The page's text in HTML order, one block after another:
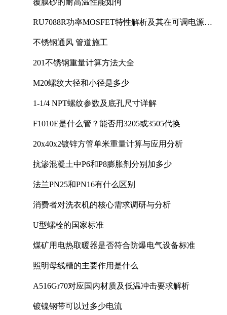
覆膜砂的耐高温性能如何
RU7088R功率MOSFET特性解析及其在可调电源设
不锈钢通风 管道施工
201不锈钢重量计算方法大全
M20螺纹大径和小径是多少
1-1/4 NPT螺纹参数及底孔尺寸详解
F1010E是什么管？能否用3205或3505代换
20x40x2镀锌方管单米重量计算与应用分析
抗渗混凝土中P6和P8膨胀剂分别加多少
法兰PN25和PN16有什么区别
消费者对洗衣机的核心需求调研与分析
U型螺栓的国家标准
煤矿用电热取暖器是否符合防爆电气设备标准
照明母线槽的主要作用是什么
A516Gr70对应国内材质及低温冲击要求解析
镀镍钢带可以过多少电流